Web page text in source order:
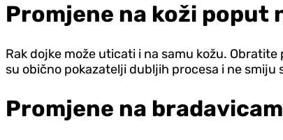
Promjene na koži
Rak dojke može uticati i na samu kožu.
su obično pokazatelji dubljih procesa i ne smiju
Promjene na